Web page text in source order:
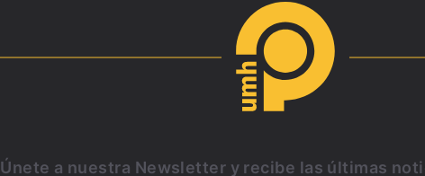
Únete a nuestra Newsletter y recibe las últimas